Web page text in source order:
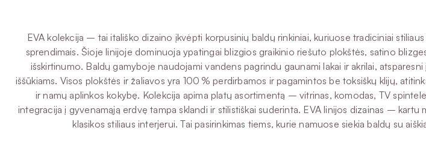
EVA kolekcija – tai itališko dizaino įkvėpti korpusinių baldų rinkiniai, kuriuose tradiciniai
sprendimais. Šioje linijoje dominuoja ypatingai blizgios graikinio riešuto plokštės, satino
išskirtinumo. Baldų gamyboje naudojami vandens pagrindu gaunami lakai ir akrilai,
iššūkiams. Visos plokštės ir žaliavos yra 100 % perdirbamos ir pagamintos be toksiškų klijų,
ir namų aplinkos kokybę. Kolekcija apima platų asortimentą – vitrinas, komodas, TV
integracija į gyvenamąją erdvę tampa sklandi ir stilistiškai suderinta. EVA linijos dizainas –
klasikos stiliaus interjerui. Tai pasirinkimas tiems, kurie namuose siekia baldų su